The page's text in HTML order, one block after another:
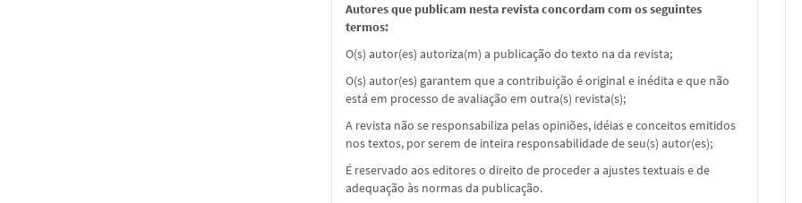
Autores que publicam nesta revista concordam com os seguintes
termos:
O(s) autor(es) autoriza(m) a publicação do texto na da revista;
O(s) autor(es) garantem que a contribuição é original e inédita e que não
está em processo de avaliação em outra(s) revista(s);
A revista não se responsabiliza pelas opiniões, idéias e conceitos emitidos
nos textos, por serem de inteira responsabilidade de seu(s) autor(es);
É reservado aos editores o direito de proceder a ajustes textuais e de
adequação às normas da publicação.